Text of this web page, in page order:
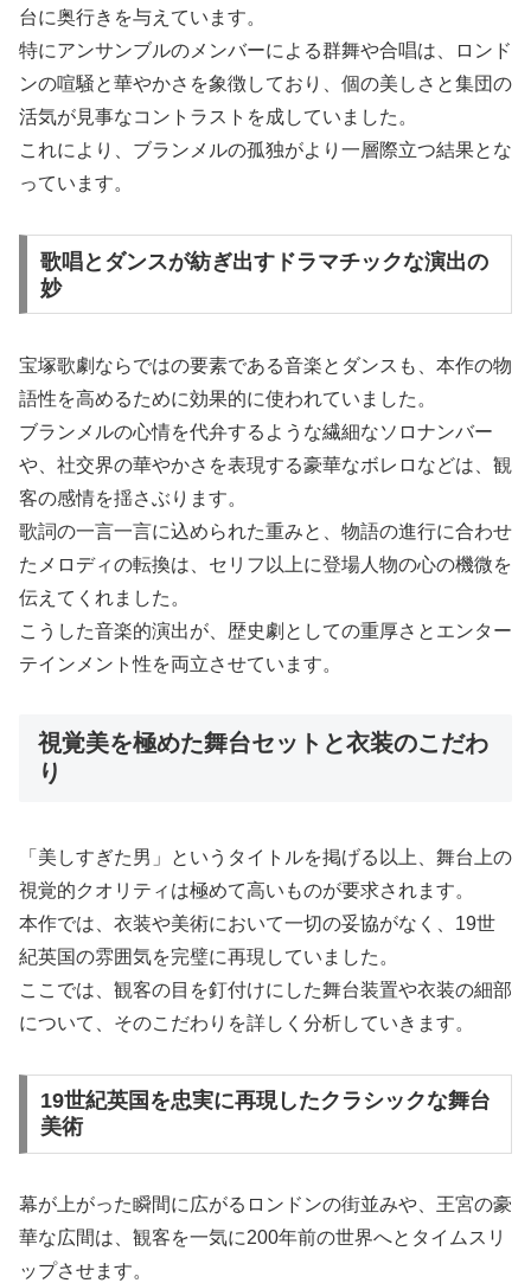
台に奥行きを与えています。
特にアンサンブルのメンバーによる群舞や合唱は、ロンド
ンの喧騒と華やかさを象徴しており、個の美しさと集団の
活気が見事なコントラストを成していました。
これにより、ブランメルの孤独がより一層際立つ結果とな
っています。
歌唱とダンスが紡ぎ出すドラマチックな演出の
妙
宝塚歌劇ならではの要素である音楽とダンスも、本作の物
語性を高めるために効果的に使われていました。
ブランメルの心情を代弁するような繊細なソロナンバー
や、社交界の華やかさを表現する豪華なボレロなどは、観
客の感情を揺さぶります。
歌詞の一言一言に込められた重みと、物語の進行に合わせ
たメロディの転換は、セリフ以上に登場人物の心の機微を
伝えてくれました。
こうした音楽的演出が、歴史劇としての重厚さとエンター
テインメント性を両立させています。
視覚美を極めた舞台セットと衣装のこだわ
り
「美しすぎた男」というタイトルを掲げる以上、舞台上の
視覚的クオリティは極めて高いものが要求されます。
本作では、衣装や美術において一切の妥協がなく、19世
紀英国の雰囲気を完璧に再現していました。
ここでは、観客の目を釘付けにした舞台装置や衣装の細部
について、そのこだわりを詳しく分析していきます。
19世紀英国を忠実に再現したクラシックな舞台
美術
幕が上がった瞬間に広がるロンドンの街並みや、王宮の豪
華な広間は、観客を一気に200年前の世界へとタイムスリ
ップさせます。